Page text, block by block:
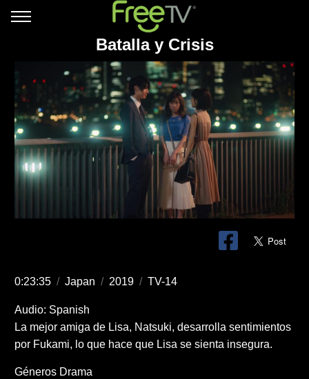
Batalla y Crisis
0:23:35 / Japan / 2019 / TV-14
Audio: Spanish
La mejor amiga de Lisa, Natsuki, desarrolla sentimientos
por Fukami, lo que hace que Lisa se sienta insegura.
Géneros Drama